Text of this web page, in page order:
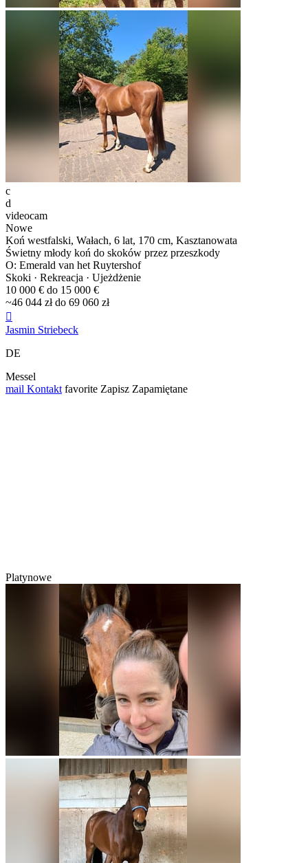
c
d
videocam
Nowe
Koń westfalski, Wałach, 6 lat, 170 cm, Kasztanowata
Świetny młody koń do skoków przez przeszkody
O: Emerald van het Ruytershof
Skoki · Rekreacja · Ujeżdżenie
10 000 € do 15 000 €
~46 044 zł do 69 060 zł

Jasmin Striebeck
DE
Messel
mail Kontakt favorite Zapisz Zapamiętane
Platynowe